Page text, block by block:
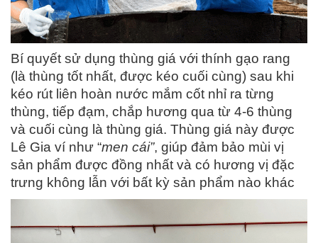
Bí quyết sử dụng thùng giá với thính gạo rang
(là thùng tốt nhất, được kéo cuối cùng) sau khi
kéo rút liên hoàn nước mắm cốt nhỉ ra từng
thùng, tiếp đạm, chắp hương qua từ 4-6 thùng
và cuối cùng là thùng giá. Thùng giá này được
Lê Gia ví như “men cái”, giúp đảm bảo mùi vị
sản phẩm được đồng nhất và có hương vị đặc
trưng không lẫn với bất kỳ sản phẩm nào khác